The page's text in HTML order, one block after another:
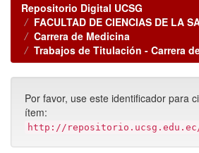
Repositorio Digital UCSG
FACULTAD DE CIENCIAS DE LA
Carrera de Medicina
Trabajos de Titulación - Carrera
Por favor, use este identificador para
ítem:
http://repositorio.ucsg.edu.ec/